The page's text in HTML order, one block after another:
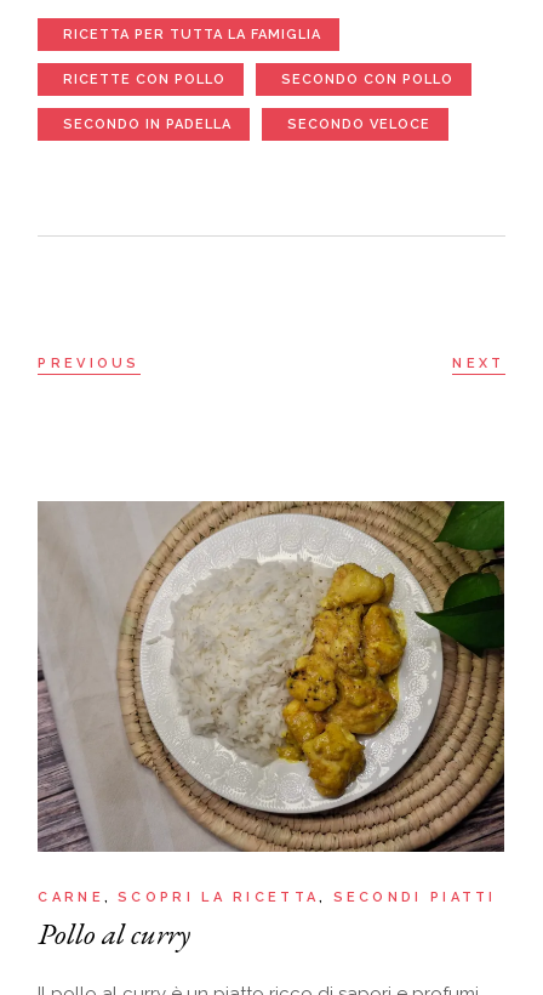
RICETTA PER TUTTA LA FAMIGLIA
RICETTE CON POLLO SECONDO CON POLLO
SECONDO IN PADELLA SECONDO VELOCE
PREVIOUS NEXT
CARNE SCOPRI LA RICETTA SECONDI PIATTI
Pollo al curry